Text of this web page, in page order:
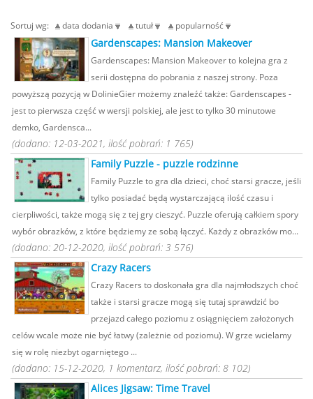
Sortuj wg: data dodania tutuł popularność
Gardenscapes: Mansion Makeover
Gardenscapes: Mansion Makeover to kolejna gra z
serii dostępna do pobrania z naszej strony. Poza
powyższą pozycją w DolinieGier możemy znaleźć także: Gardenscapes -
jest to pierwsza część w wersji polskiej, ale jest to tylko 30 minutowe
demko, Gardensca...
(dodano: 12-03-2021, ilość pobrań: 1 765)
Family Puzzle - puzzle rodzinne
Family Puzzle to gra dla dzieci, choć starsi gracze, jeśli
tylko posiadać będą wystarczającą ilość czasu i
cierpliwości, także mogą się z tej gry cieszyć. Puzzle oferują całkiem spory
wybór obrazków, z które będziemy ze sobą łączyć. Każdy z obrazków mo...
(dodano: 20-12-2020, ilość pobrań: 3 576)
Crazy Racers
Crazy Racers to doskonała gra dla najmłodszych choć
także i starsi gracze mogą się tutaj sprawdzić bo
przejazd całego poziomu z osiągnięciem założonych
celów wcale może nie być łatwy (zależnie od poziomu). W grze wcielamy
się w rolę niezbyt ogarniętego ...
(dodano: 15-12-2020, 1 komentarz, ilość pobrań: 8 102)
Alices Jigsaw: Time Travel